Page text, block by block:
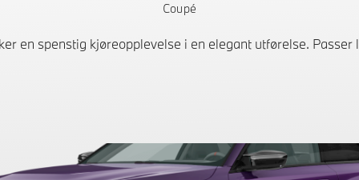
Coupé
en spenstig kjøreopplevelse i en elegant utførelse.